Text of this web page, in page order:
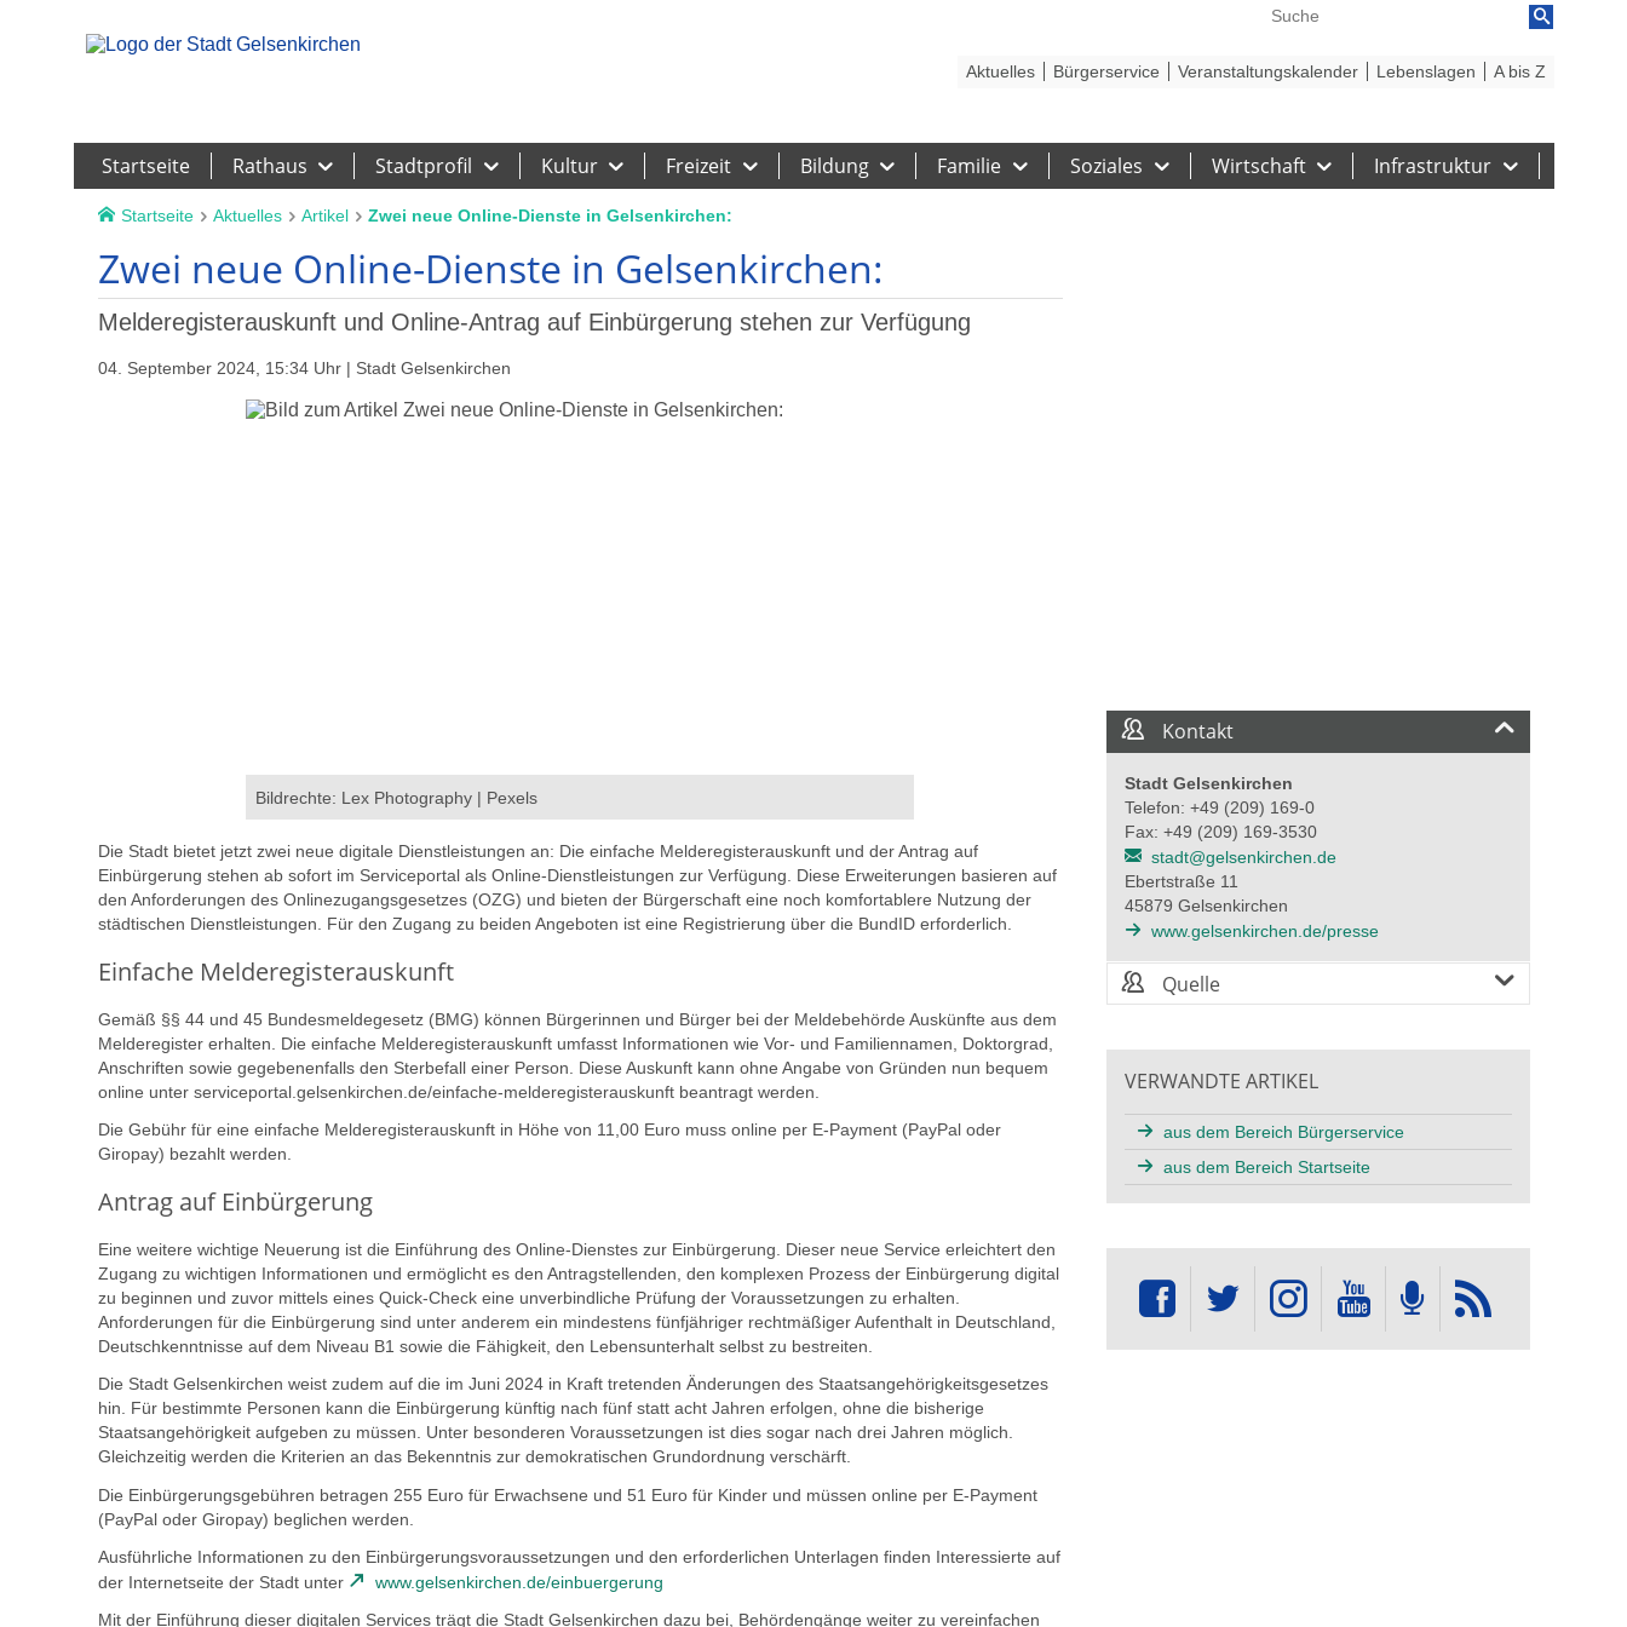
Startseite Rathaus Stadtprofil Kultur Freizeit Bildung Familie Soziales Wirtschaft Infrastruktur
Aktuelles Bürgerservice Veranstaltungskalender Lebenslagen A bis Z
Startseite Aktuelles Artikel Zwei neue Online-Dienste in Gelsenkirchen:
Zwei neue Online-Dienste in Gelsenkirchen:
Melderegisterauskunft und Online-Antrag auf Einbürgerung stehen zur Verfügung
04. September 2024, 15:34 Uhr | Stadt Gelsenkirchen
Bildrechte: Lex Photography | Pexels
Die Stadt bietet jetzt zwei neue digitale Dienstleistungen an: Die einfache Melderegisterauskunft und der Antrag auf
Einbürgerung stehen ab sofort im Serviceportal als Online-Dienstleistungen zur Verfügung. Diese Erweiterungen basieren auf
den Anforderungen des Onlinezugangsgesetzes (OZG) und bieten der Bürgerschaft eine noch komfortablere Nutzung der
städtischen Dienstleistungen. Für den Zugang zu beiden Angeboten ist eine Registrierung über die BundID erforderlich.
Einfache Melderegisterauskunft
Gemäß §§ 44 und 45 Bundesmeldegesetz (BMG) können Bürgerinnen und Bürger bei der Meldebehörde Auskünfte aus dem
Melderegister erhalten. Die einfache Melderegisterauskunft umfasst Informationen wie Vor- und Familiennamen, Doktorgrad,
Anschriften sowie gegebenenfalls den Sterbefall einer Person. Diese Auskunft kann ohne Angabe von Gründen nun bequem
online unter serviceportal.gelsenkirchen.de/einfache-melderegisterauskunft beantragt werden.
Die Gebühr für eine einfache Melderegisterauskunft in Höhe von 11,00 Euro muss online per E-Payment (PayPal oder
Giropay) bezahlt werden.
Antrag auf Einbürgerung
Eine weitere wichtige Neuerung ist die Einführung des Online-Dienstes zur Einbürgerung. Dieser neue Service erleichtert den
Zugang zu wichtigen Informationen und ermöglicht es den Antragstellenden, den komplexen Prozess der Einbürgerung digital
zu beginnen und zuvor mittels eines Quick-Check eine unverbindliche Prüfung der Voraussetzungen zu erhalten.
Anforderungen für die Einbürgerung sind unter anderem ein mindestens fünfjähriger rechtmäßiger Aufenthalt in Deutschland,
Deutschkenntnisse auf dem Niveau B1 sowie die Fähigkeit, den Lebensunterhalt selbst zu bestreiten.
Die Stadt Gelsenkirchen weist zudem auf die im Juni 2024 in Kraft tretenden Änderungen des Staatsangehörigkeitsgesetzes
hin. Für bestimmte Personen kann die Einbürgerung künftig nach fünf statt acht Jahren erfolgen, ohne die bisherige
Staatsangehörigkeit aufgeben zu müssen. Unter besonderen Voraussetzungen ist dies sogar nach drei Jahren möglich.
Gleichzeitig werden die Kriterien an das Bekenntnis zur demokratischen Grundordnung verschärft.
Die Einbürgerungsgebühren betragen 255 Euro für Erwachsene und 51 Euro für Kinder und müssen online per E-Payment
(PayPal oder Giropay) beglichen werden.
Ausführliche Informationen zu den Einbürgerungsvoraussetzungen und den erforderlichen Unterlagen finden Interessierte auf
der Internetseite der Stadt unter
www.gelsenkirchen.de/einbuergerung
Mit der Einführung dieser digitalen Services trägt die Stadt Gelsenkirchen dazu bei, Behördengänge weiter zu vereinfachen
Kontakt
Stadt Gelsenkirchen
Telefon: +49 (209) 169-0
Fax: +49 (209) 169-3530
stadt@gelsenkirchen.de
Ebertstraße 11
45879 Gelsenkirchen
www.gelsenkirchen.de/presse
Quelle
VERWANDTE ARTIKEL
aus dem Bereich Bürgerservice
aus dem Bereich Startseite